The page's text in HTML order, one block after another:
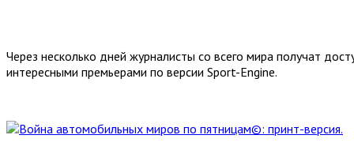
Через несколько дней журналисты со всего мира получат
интересными премьерами по верcии Sport-Engine.